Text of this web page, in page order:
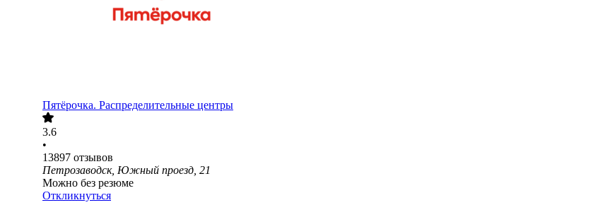
Пятёрочка. Распределительные центры
3.6
•
13897 отзывов
Петрозаводск, Южный проезд, 21
Можно без резюме
Откликнуться